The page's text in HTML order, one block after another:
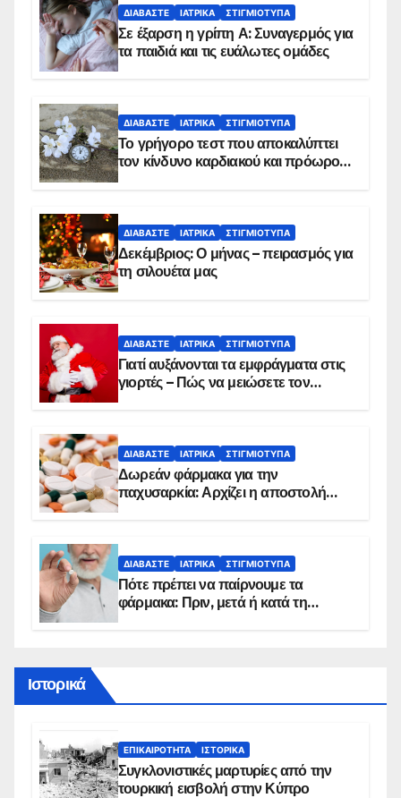
ΔΙΑΒΆΣΤΕ ΙΑΤΡΙΚΆ ΣΤΙΓΜΙΌΤΥΠΑ
Σε έξαρση η γρίπη Α: Συναγερμός για
τα παιδιά και τις ευάλωτες ομάδες
ΔΙΑΒΆΣΤΕ ΙΑΤΡΙΚΆ ΣΤΙΓΜΙΌΤΥΠΑ
Το γρήγορο τεστ που αποκαλύπτει
τον κίνδυνο καρδιακού και πρόωρου
ΔΙΑΒΆΣΤΕ ΙΑΤΡΙΚΆ ΣΤΙΓΜΙΌΤΥΠΑ
Δεκέμβριος: Ο μήνας – πειρασμός για
τη σιλουέτα μας
ΔΙΑΒΆΣΤΕ ΙΑΤΡΙΚΆ ΣΤΙΓΜΙΌΤΥΠΑ
Γιατί αυξάνονται τα εμφράγματα στις
γιορτές – Πώς να μειώσετε τον
ΔΙΑΒΆΣΤΕ ΙΑΤΡΙΚΆ ΣΤΙΓΜΙΌΤΥΠΑ
Δωρεάν φάρμακα για την
παχυσαρκία: Αρχίζει η αποστολή
ΔΙΑΒΆΣΤΕ ΙΑΤΡΙΚΆ ΣΤΙΓΜΙΌΤΥΠΑ
Πότε πρέπει να παίρνουμε τα
φάρμακα: Πριν, μετά ή κατά τη
Ιστορικά
ΕΠΙΚΑΙΡΌΤΗΤΑ ΙΣΤΟΡΙΚΆ
Συγκλονιστικές μαρτυρίες από την
τουρκική εισβολή στην Κύπρο